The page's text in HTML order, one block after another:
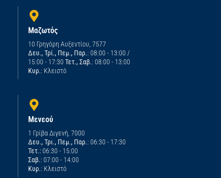
Μαζωτός
10 Γρηγόρη Αυξεντίου, 7577
Δευ., Τρί., Πεμ., Παρ.: 08:00 - 13:00 /
15:00 - 17:30 Τετ., Σαβ.: 08:00 - 13:00
Κυρ.: Κλειστό
Μενεού
1 Γρίβα Διγενή, 7000
Δευ., Τρι., Πεμ., Παρ.: 06:30 - 17:30
Τετ.:06:30 - 15:00
Σαβ.: 07:00 - 14:00
Κυρ.: Κλειστό